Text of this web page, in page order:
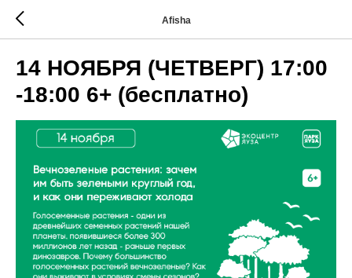
Afisha
14 НОЯБРЯ (ЧЕТВЕРГ) 17:00
-18:00 6+ (бесплатно)